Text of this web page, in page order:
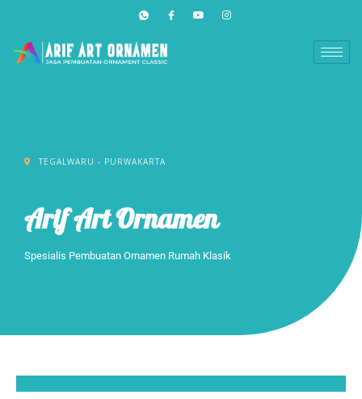
konten
TEGALWARU - PURWAKARTA
Arif Art Ornamen
Spesialis Pembuatan Ornamen Rumah Klasik